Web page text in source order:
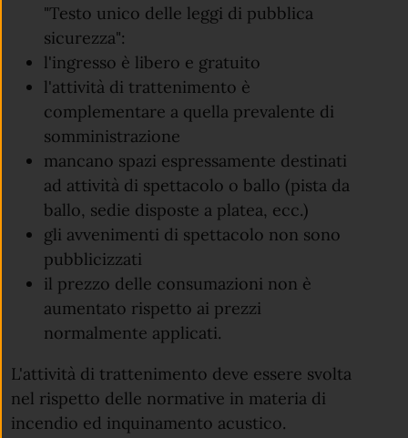
"Testo unico delle leggi di pubblica
sicurezza":
l'ingresso è libero e gratuito
l'attività di trattenimento è
complementare a quella prevalente di
somministrazione
mancano spazi espressamente destinati
ad attività di spettacolo o ballo (pista da
ballo, sedie disposte a platea, ecc.)
gli avvenimenti di spettacolo non sono
pubblicizzati
il prezzo delle consumazioni non è
aumentato rispetto ai prezzi
normalmente applicati.
L'attività di trattenimento deve essere svolta
nel rispetto delle normative in materia di
incendio ed inquinamento acustico.